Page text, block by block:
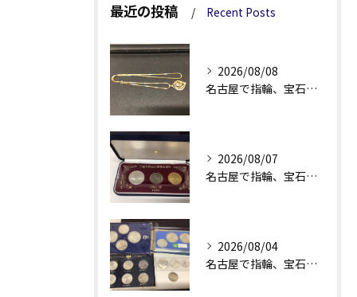
最近の投稿 Recent Posts
2026/08/08
名古屋で指輪、宝石買取なら当店で！！。
2026/08/07
名古屋で指輪、宝石買取なら当店で！！。
2026/08/04
名古屋で指輪、宝石買取なら当店で！！。